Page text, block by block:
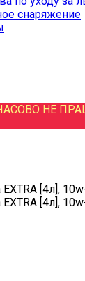
снаряжение
НЕ
[4л],
[4л],